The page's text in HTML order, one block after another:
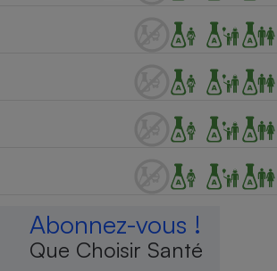
Abonnez-vous !
Que Choisir Santé